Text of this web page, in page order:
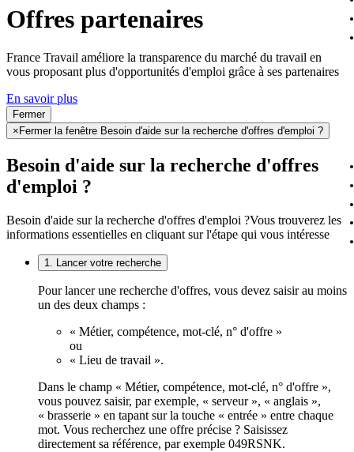
Offres partenaires
France Travail améliore la transparence du marché du travail en
vous proposant plus d'opportunités d'emploi grâce à ses partenaires
En savoir plus
Fermer
× Fermer la fenêtre Besoin d'aide sur la recherche d'offres d'emploi ?
Besoin d'aide sur la recherche d'offres
d'emploi ?
Besoin d'aide sur la recherche d'offres d'emploi ?Vous trouverez les
informations essentielles en cliquant sur l'étape qui vous intéresse
1. Lancer votre recherche
Pour lancer une recherche d'offres, vous devez saisir au moins
un des deux champs :
« Métier, compétence, mot-clé, n° d'offre »
ou
« Lieu de travail ».
Dans le champ « Métier, compétence, mot-clé, n° d'offre »,
vous pouvez saisir, par exemple, « serveur », « anglais »,
« brasserie » en tapant sur la touche « entrée » entre chaque
mot. Vous recherchez une offre précise ? Saisissez
directement sa référence, par exemple 049RSNK.